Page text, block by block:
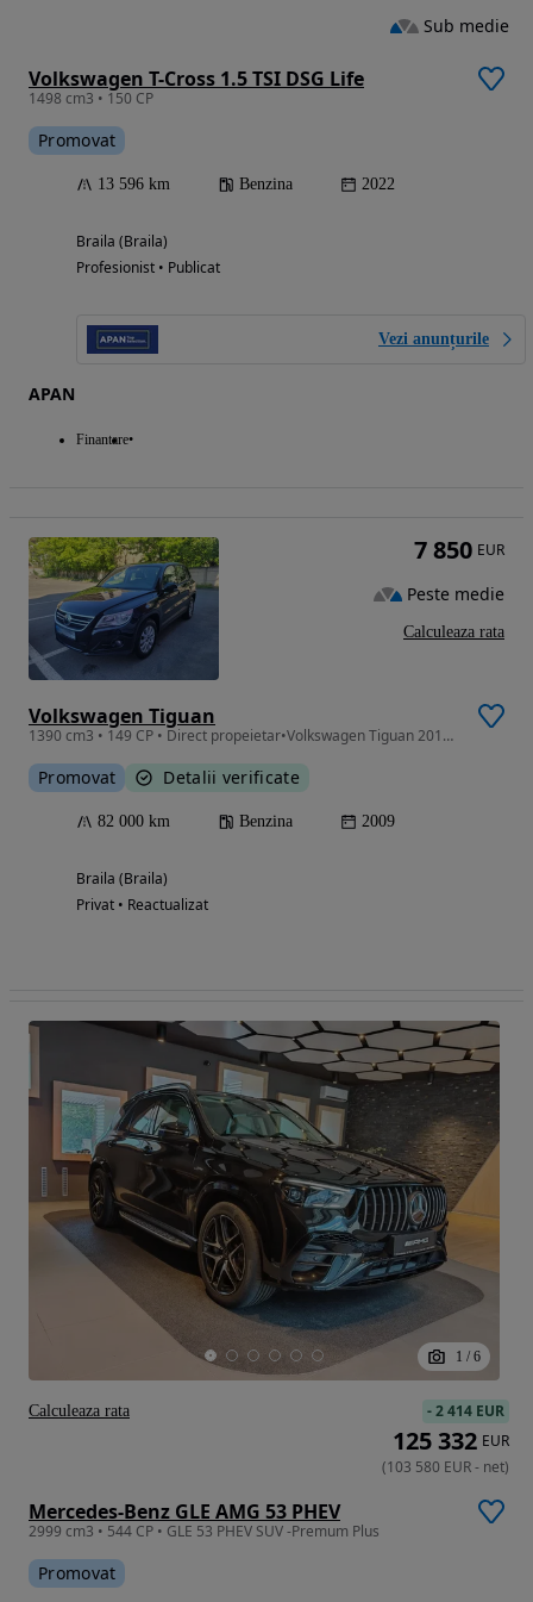
Volkswagen T-Cross 1.5 TSI DSG Life
1498 cm3 • 150 CP
Promovat
13 596 km Benzina 2022
Braila (Braila)
Profesionist • Publicat
Vezi anunțurile
APAN
Finantare
Sub medie
Volkswagen Tiguan
1390 cm3 • 149 CP • Direct propeietar•Volkswagen Tiguan 2010 • Km puțini • Stare excelentă
Promovat Detalii verificate
82 000 km Benzina 2009
Braila (Braila)
Privat • Reactualizat
7 850 EUR
Peste medie
Calculeaza rata
1 / 6
Mercedes-Benz GLE AMG 53 PHEV
2999 cm3 • 544 CP • GLE 53 PHEV SUV -Premum Plus
Promovat
-2 414 EUR
125 332 EUR
(103 580 EUR- net)
Calculeaza rata